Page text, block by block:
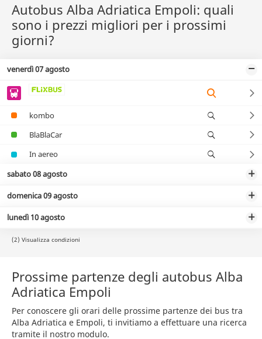
Autobus Alba Adriatica Empoli: quali
sono i prezzi migliori per i prossimi
giorni?
venerdì 07 agosto
kombo
BlaBlaCar
In aereo
sabato 08 agosto
domenica 09 agosto
lunedì 10 agosto
(2) Visualizza condizioni
Prossime partenze degli autobus Alba
Adriatica Empoli
Per conoscere gli orari delle prossime partenze dei bus tra
Alba Adriatica e Empoli, ti invitiamo a effettuare una ricerca
tramite il nostro modulo.